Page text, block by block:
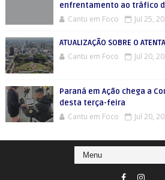
enfrentamento ao tráfico
Cantu em Foco Jul 25,
ATUALIZAÇÃO SOBRE O
Cantu em Foco Jul 20,
Paraná em Ação chega a
desta terça-feira
Cantu em Foco Jul 20,